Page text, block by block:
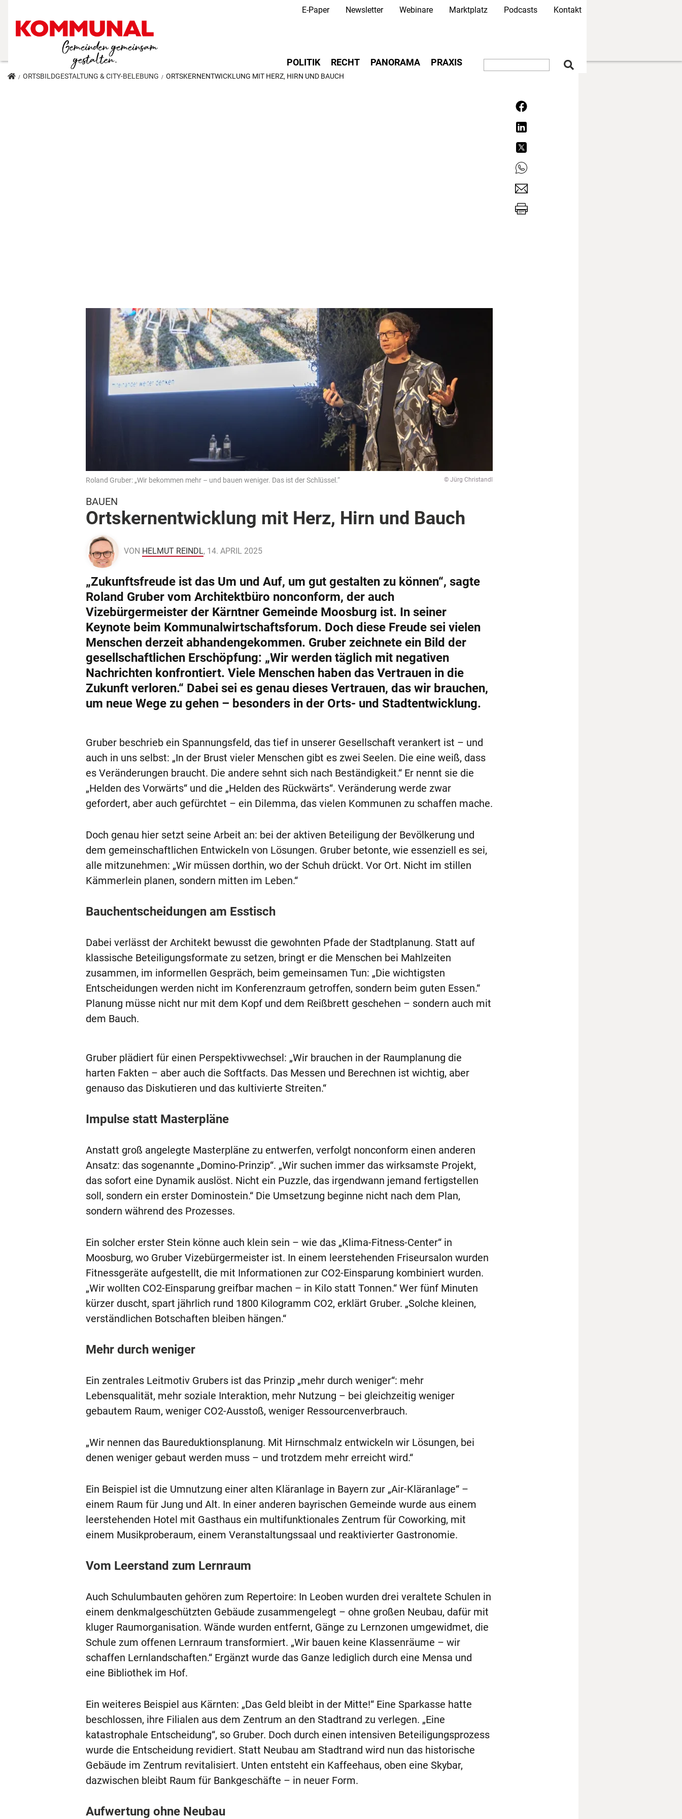
Direkt
Secondary Navigation
E-Paper Newsletter Webinare Marktplatz Podcasts Kontakt
Main navigation
POLITIK RECHT PANORAMA PRAXIS
ORTSBILDGESTALTUNG & CITY-BELEBUNG ORTSKERNENTWICKLUNG MIT HERZ, HIRN UND BAUCH
Roland Gruber: „Wir bekommen mehr – und bauen weniger. Das ist der Schlüssel.“ © Jürg Christandl
BAUEN
Ortskernentwicklung mit Herz, Hirn und Bauch
VON HELMUT REINDL, 14. APRIL 2025
„Zukunftsfreude ist das Um und Auf, um gut gestalten zu können“, sagte
Roland Gruber vom Architektbüro nonconform, der auch
Vizebürgermeister der Kärntner Gemeinde Moosburg ist. In seiner
Keynote beim Kommunalwirtschaftsforum. Doch diese Freude sei vielen
Menschen derzeit abhandengekommen. Gruber zeichnete ein Bild der
gesellschaftlichen Erschöpfung: „Wir werden täglich mit negativen
Nachrichten konfrontiert. Viele Menschen haben das Vertrauen in die
Zukunft verloren.“ Dabei sei es genau dieses Vertrauen, das wir brauchen,
um neue Wege zu gehen – besonders in der Orts- und Stadtentwicklung.
Gruber beschrieb ein Spannungsfeld, das tief in unserer Gesellschaft verankert ist – und
auch in uns selbst: „In der Brust vieler Menschen gibt es zwei Seelen. Die eine weiß, dass
es Veränderungen braucht. Die andere sehnt sich nach Beständigkeit.“ Er nennt sie die
„Helden des Vorwärts“ und die „Helden des Rückwärts“. Veränderung werde zwar
gefordert, aber auch gefürchtet – ein Dilemma, das vielen Kommunen zu schaffen mache.
Doch genau hier setzt seine Arbeit an: bei der aktiven Beteiligung der Bevölkerung und
dem gemeinschaftlichen Entwickeln von Lösungen. Gruber betonte, wie essenziell es sei,
alle mitzunehmen: „Wir müssen dorthin, wo der Schuh drückt. Vor Ort. Nicht im stillen
Kämmerlein planen, sondern mitten im Leben.“
Bauchentscheidungen am Esstisch
Dabei verlässt der Architekt bewusst die gewohnten Pfade der Stadtplanung. Statt auf
klassische Beteiligungsformate zu setzen, bringt er die Menschen bei Mahlzeiten
zusammen, im informellen Gespräch, beim gemeinsamen Tun: „Die wichtigsten
Entscheidungen werden nicht im Konferenzraum getroffen, sondern beim guten Essen.“
Planung müsse nicht nur mit dem Kopf und dem Reißbrett geschehen – sondern auch mit
dem Bauch.
Gruber plädiert für einen Perspektivwechsel: „Wir brauchen in der Raumplanung die
harten Fakten – aber auch die Softfacts. Das Messen und Berechnen ist wichtig, aber
genauso das Diskutieren und das kultivierte Streiten.“
Impulse statt Masterpläne
Anstatt groß angelegte Masterpläne zu entwerfen, verfolgt nonconform einen anderen
Ansatz: das sogenannte „Domino-Prinzip“. „Wir suchen immer das wirksamste Projekt,
das sofort eine Dynamik auslöst. Nicht ein Puzzle, das irgendwann jemand fertigstellen
soll, sondern ein erster Dominostein.“ Die Umsetzung beginne nicht nach dem Plan,
sondern während des Prozesses.
Ein solcher erster Stein könne auch klein sein – wie das „Klima-Fitness-Center“ in
Moosburg, wo Gruber Vizebürgermeister ist. In einem leerstehenden Friseursalon wurden
Fitnessgeräte aufgestellt, die mit Informationen zur CO2-Einsparung kombiniert wurden.
„Wir wollten CO2-Einsparung greifbar machen – in Kilo statt Tonnen.“ Wer fünf Minuten
kürzer duscht, spart jährlich rund 1800 Kilogramm CO2, erklärt Gruber. „Solche kleinen,
verständlichen Botschaften bleiben hängen.“
Mehr durch weniger
Ein zentrales Leitmotiv Grubers ist das Prinzip „mehr durch weniger“: mehr
Lebensqualität, mehr soziale Interaktion, mehr Nutzung – bei gleichzeitig weniger
gebautem Raum, weniger CO2-Ausstoß, weniger Ressourcenverbrauch.
„Wir nennen das Baureduktionsplanung. Mit Hirnschmalz entwickeln wir Lösungen, bei
denen weniger gebaut werden muss – und trotzdem mehr erreicht wird.“
Ein Beispiel ist die Umnutzung einer alten Kläranlage in Bayern zur „Air-Kläranlage“ –
einem Raum für Jung und Alt. In einer anderen bayrischen Gemeinde wurde aus einem
leerstehenden Hotel mit Gasthaus ein multifunktionales Zentrum für Coworking, mit
einem Musikproberaum, einem Veranstaltungssaal und reaktivierter Gastronomie.
Vom Leerstand zum Lernraum
Auch Schulumbauten gehören zum Repertoire: In Leoben wurden drei veraltete Schulen in
einem denkmalgeschützten Gebäude zusammengelegt – ohne großen Neubau, dafür mit
kluger Raumorganisation. Wände wurden entfernt, Gänge zu Lernzonen umgewidmet, die
Schule zum offenen Lernraum transformiert. „Wir bauen keine Klassenräume – wir
schaffen Lernlandschaften.“ Ergänzt wurde das Ganze lediglich durch eine Mensa und
eine Bibliothek im Hof.
Ein weiteres Beispiel aus Kärnten: „Das Geld bleibt in der Mitte!“ Eine Sparkasse hatte
beschlossen, ihre Filialen aus dem Zentrum an den Stadtrand zu verlegen. „Eine
katastrophale Entscheidung“, so Gruber. Doch durch einen intensiven Beteiligungsprozess
wurde die Entscheidung revidiert. Statt Neubau am Stadtrand wird nun das historische
Gebäude im Zentrum revitalisiert. Unten entsteht ein Kaffeehaus, oben eine Skybar,
dazwischen bleibt Raum für Bankgeschäfte – in neuer Form.
Aufwertung ohne Neubau